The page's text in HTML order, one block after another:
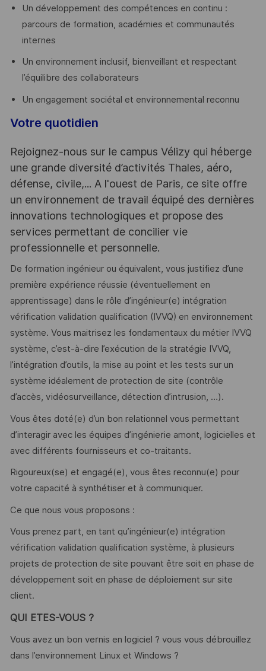
Un développement des compétences en continu :
parcours de formation, académies et communautés
internes
Un environnement inclusif, bienveillant et respectant
l’équilibre des collaborateurs
Un engagement sociétal et environnemental reconnu
Votre quotidien
Rejoignez-nous sur le campus Vélizy qui héberge
une grande diversité d’activités Thales, aéro,
défense, civile,... A l'ouest de Paris, ce site offre
un environnement de travail équipé des dernières
innovations technologiques et propose des
services permettant de concilier vie
professionnelle et personnelle.
De formation ingénieur ou équivalent, vous justifiez d’une
première expérience réussie (éventuellement en
apprentissage) dans le rôle d’ingénieur(e) intégration
vérification validation qualification (IVVQ) en environnement
système. Vous maitrisez les fondamentaux du métier IVVQ
système, c’est-à-dire l’exécution de la stratégie IVVQ,
l’intégration d’outils, la mise au point et les tests sur un
système idéalement de protection de site (contrôle
d’accès, vidéosurveillance, détection d’intrusion, …).
Vous êtes doté(e) d’un bon relationnel vous permettant
d’interagir avec les équipes d’ingénierie amont, logicielles et
avec différents fournisseurs et co-traitants.
Rigoureux(se) et engagé(e), vous êtes reconnu(e) pour
votre capacité à synthétiser et à communiquer.
Ce que nous vous proposons :
Vous prenez part, en tant qu’ingénieur(e) intégration
vérification validation qualification système, à plusieurs
projets de protection de site pouvant être soit en phase de
développement soit en phase de déploiement sur site
client.
QUI ETES-VOUS ?
Vous avez un bon vernis en logiciel ? vous vous débrouillez
dans l’environnement Linux et Windows ?